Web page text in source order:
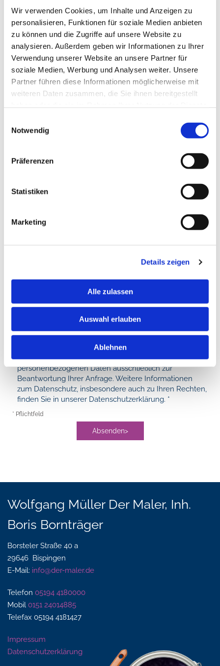
Wir verwenden Cookies, um Inhalte und Anzeigen zu
personalisieren, Funktionen für soziale Medien anbieten
zu können und die Zugriffe auf unsere Website zu
analysieren. Außerdem geben wir Informationen zu Ihrer
Verwendung unserer Website an unsere Partner für
soziale Medien, Werbung und Analysen weiter. Unsere
Partner führen diese Informationen möglicherweise mit
weiteren Daten zusammen, die Sie ihnen bereitgestellt
Notwendig
Präferenzen
Statistiken
Marketing
Details zeigen
Alle zulassen
Auswahl erlauben
Ablehnen
Accept cookies
eine Nachricht hinterlassen. Wir werden Ihre Anfrage
schnellstmöglich beantworten.
Wir verarbeiten Ihre eingegebenen
personenbezogenen Daten ausschließlich zur
Beantwortung Ihrer Anfrage. Weitere Informationen
zum Datenschutz, insbesondere auch zu Ihren Rechten,
finden Sie in unserer Datenschutzerklärung. *
* Pflichtfeld
Wolfgang Müller Der Maler, Inh.
Boris Bornträger
Borsteler Straße 40 a
29646 Bispingen
E-Mail: info@der-maler.de
Telefon 05194 4180000
Mobil 0151 24014885
Telefax 05194 4181427
Impressum
Datenschutzerklärung